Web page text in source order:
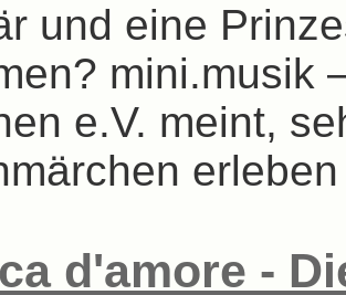
und eine
mini.musik
e.V. meint,
d'amore -